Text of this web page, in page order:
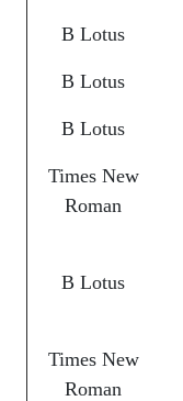
B Lotus
B Lotus
B Lotus
Times New
Roman
B Lotus
Times New
Roman